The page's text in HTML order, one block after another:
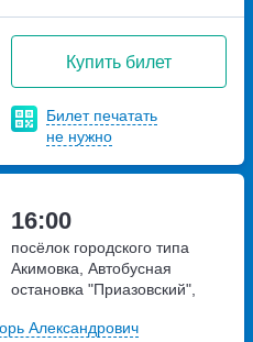
Купить билет
Билет печатать
не нужно
16:00
посёлок городского типа
Акимовка, Автобусная
остановка "Приазовский",
Запорожская область,
Александрович